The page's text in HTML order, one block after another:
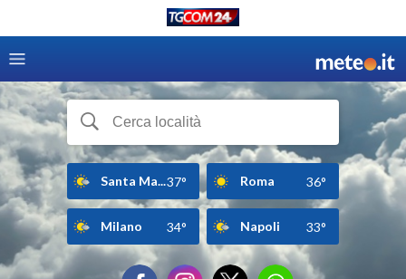
Santa Ma...37° Roma 36°
Milano 34° Napoli 33°